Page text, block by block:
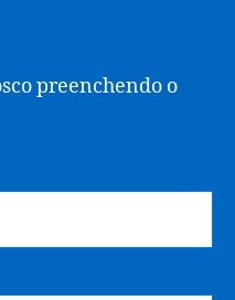
preenchendo o